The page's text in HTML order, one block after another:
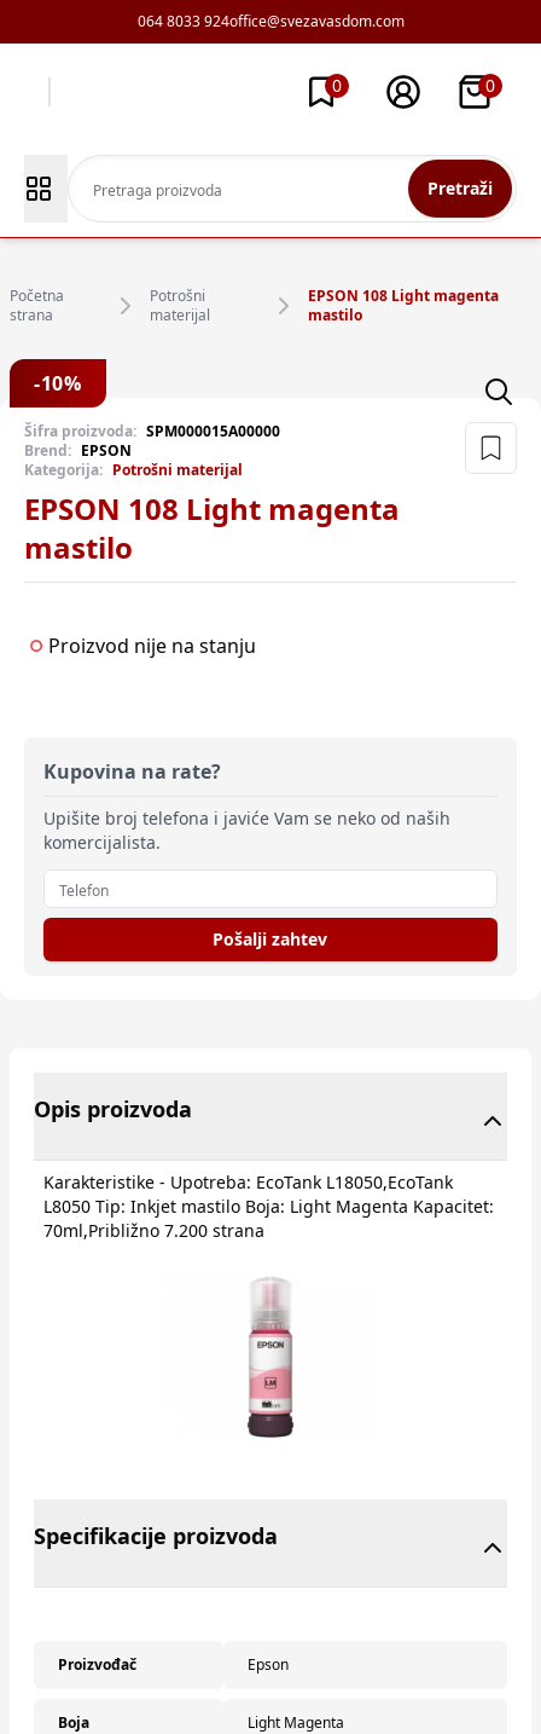
064 8033 924office@svezavasdom.com
0 0
Pretraži
Početna
strana
Potrošni
materijal
EPSON 108 Light magenta
mastilo
-10%
Šifra proizvoda: SPM000015A00000
Brend: EPSON
Kategorija: Potrošni materijal
EPSON 108 Light magenta
mastilo
Proizvod nije na stanju
Kupovina na rate?
Upišite broj telefona i javiće Vam se neko od naših
komercijalista.
Pošalji zahtev
Opis proizvoda
Karakteristike - Upotreba: EcoTank L18050,EcoTank
L8050 Tip: Inkjet mastilo Boja: Light Magenta Kapacitet:
70ml,Približno 7.200 strana
Specifikacije proizvoda
Proizvođač Epson
Boja Light Magenta